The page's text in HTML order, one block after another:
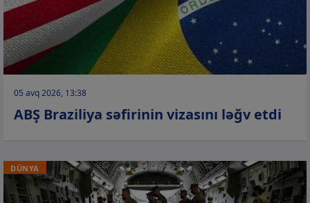
05 avq 2026, 13:38
ABŞ Braziliya səfirinin vizasını ləğv etdi
DÜNYA